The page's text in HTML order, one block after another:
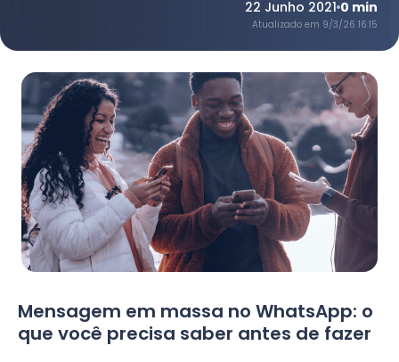
22 Junho 2021 0 min
Atualizado em 9/3/26 16:15
Mensagem em massa no WhatsApp: o
que você precisa saber antes de fazer